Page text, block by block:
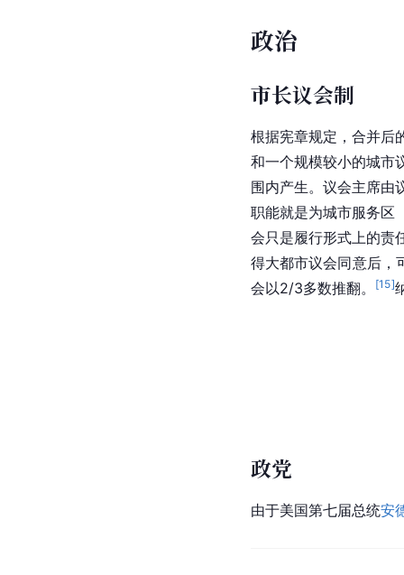
政治
市长议会制
根据宪章规定，合并后
和一个规模较小的城市
围内产生。议会主席由
职能就是为城市服务区
会只是履行形式上的责
得大都市议会同意后，
会以2/3多数推翻。
[15]
政党
由于美国第七届总统安